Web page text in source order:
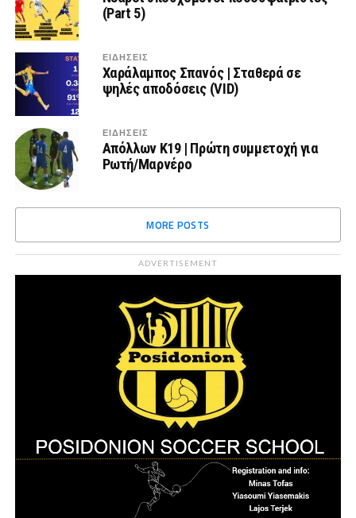
(Part 5)
ΕΙΔΗΣΕΙΣ
Χαράλαμπος Σπανός | Σταθερά σε
ψηλές αποδόσεις (VID)
ΕΙΔΗΣΕΙΣ
Απόλλων Κ19 | Πρώτη συμμετοχή για
Ρωτή/Μαρνέρο
MORE POSTS
ADVERTISEMENT